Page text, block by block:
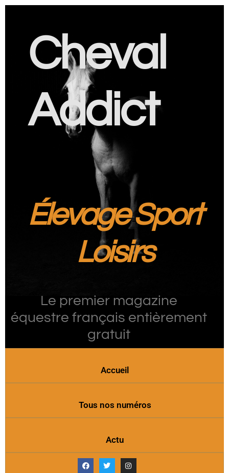
Cheval
Addict
Élevage Sport
Loisirs
Le premier magazine
équestre français entièrement
gratuit
Accueil
Tous nos numéros
Actu